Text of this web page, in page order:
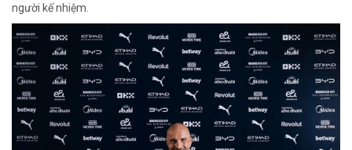
người kế nhiệm.